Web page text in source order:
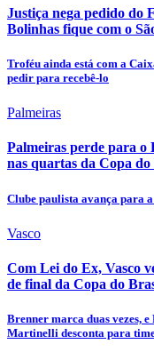
Justiça nega pedido do
Bolinhas fique com o
Troféu ainda está com a
pedir para recebê-lo
Palmeiras
Palmeiras perde para o
nas quartas da Copa
Clube paulista avança para
Vasco
Com Lei do Ex, Vasco
de final da Copa do
Brenner marca duas vezes,
Martinelli desconta para